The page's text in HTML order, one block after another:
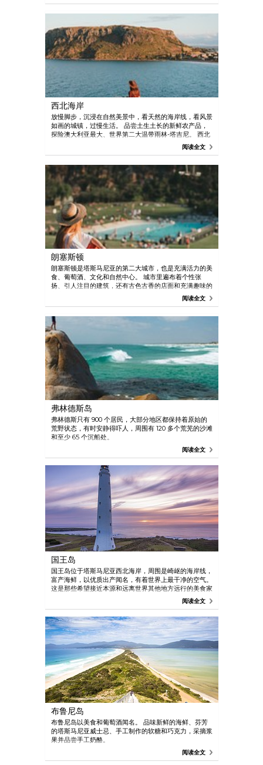
西北海岸
放慢脚步，沉浸在自然美景中，看天然的海岸线，看风景
如画的城镇，过慢生活。 品尝土生土长的新鲜农产品，
探险澳大利亚最大、世界第二大温带雨林-塔吉尼。 西北
部也是一个富饶的美食产区，您可以沿着 Cradle to
Coast Tasting 小径行进，品尝沿途的新鲜农场种植产
阅读全文
朗塞斯顿
朗塞斯顿是塔斯马尼亚的第二大城市，也是充满活力的美
食、葡萄酒、文化和自然中心。 城市里遍布着个性张
扬、引人注目的建筑，还有古色古香的店面和充满趣味的
商店。精品店、画廊和设计中心展示着当地人引以为豪的
阅读全文
弗林德斯岛
弗林德斯只有 900 个居民，大部分地区都保持着原始的
荒野状态，有时安静得吓人，周围有 120 多个荒芜的沙滩
和至少 65 个沉船处。
阅读全文
国王岛
国王岛位于塔斯马尼亚西北海岸，周围是崎岖的海岸线，
富产海鲜，以优质出产闻名，有着世界上最干净的空气。
这是那些希望接近本源和远离世界其他地方远行的美食家
阅读全文
布鲁尼岛
布鲁尼岛以美食和葡萄酒闻名。 品味新鲜的海鲜、芬芳
的塔斯马尼亚威士忌、手工制作的软糖和巧克力，采摘浆
果并品尝手工奶酪。
阅读全文